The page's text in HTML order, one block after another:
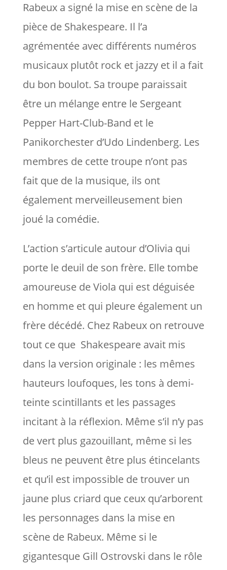
Rabeux a signé la mise en scène de la
pièce de Shakespeare. Il l’a
agrémentée avec différents numéros
musicaux plutôt rock et jazzy et il a fait
du bon boulot. Sa troupe paraissait
être un mélange entre le Sergeant
Pepper Hart-Club-Band et le
Panikorchester d’Udo Lindenberg. Les
membres de cette troupe n’ont pas
fait que de la musique, ils ont
également merveilleusement bien
joué la comédie.
L’action s’articule autour d’Olivia qui
porte le deuil de son frère. Elle tombe
amoureuse de Viola qui est déguisée
en homme et qui pleure également un
frère décédé. Chez Rabeux on retrouve
tout ce que Shakespeare avait mis
dans la version originale : les mêmes
hauteurs loufoques, les tons à demi-
teinte scintillants et les passages
incitant à la réflexion. Même s’il n’y pas
de vert plus gazouillant, même si les
bleus ne peuvent être plus étincelants
et qu’il est impossible de trouver un
jaune plus criard que ceux qu’arborent
les personnages dans la mise en
scène de Rabeux. Même si le
gigantesque Gill Ostrovski dans le rôle